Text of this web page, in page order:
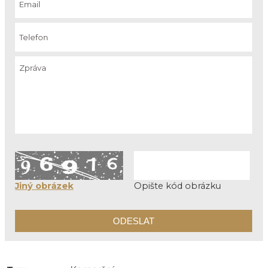
Jiný obrázek Opište kód obrázku